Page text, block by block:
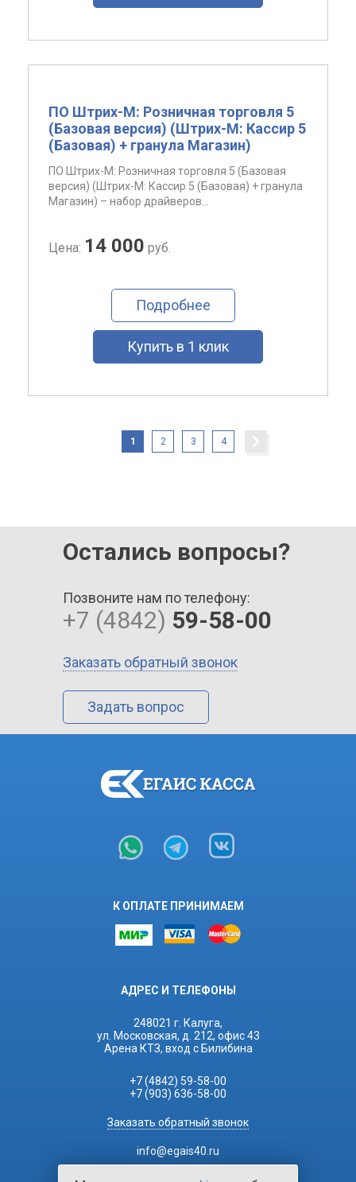
ПО Штрих-М: Розничная торговля 5
(Базовая версия) (Штрих-М: Кассир 5
(Базовая) + гранула Магазин)
ПО Штрих-М: Розничная торговля 5 (Базовая
версия) (Штрих-М: Кассир 5 (Базовая) + гранула
Магазин) – набор драйверов...
Цена: 14 000 руб.
Подробнее
Купить в 1 клик
1 2 3 4
Остались вопросы?
Позвоните нам по телефону:
+7 (4842) 59-58-00
Заказать обратный звонок
Задать вопрос
К ОПЛАТЕ ПРИНИМАЕМ
АДРЕС И ТЕЛЕФОНЫ
248021 г. Калуга,
ул. Московская, д. 212, офис 43
Арена КТЗ, вход с Билибина
+7 (4842) 59-58-00
+7 (903) 636-58-00
Заказать обратный звонок
info@egais40.ru